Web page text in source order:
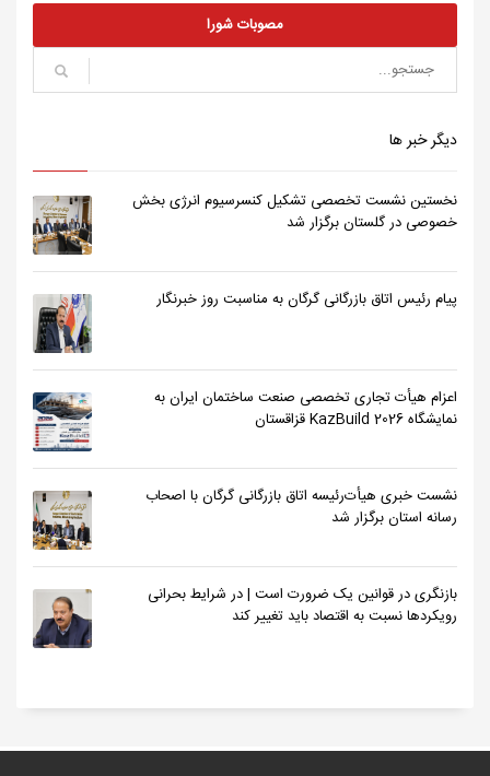
مصوبات شورا
دیگر خبر ها
نخستین نشست تخصصی تشکیل کنسرسیوم انرژی بخش
خصوصی در گلستان برگزار شد
پیام رئیس اتاق بازرگانی گرگان به مناسبت روز خبرنگار
اعزام هیأت تجاری تخصصی صنعت ساختمان ایران به
نمایشگاه KazBuild 2026 قزاقستان
نشست خبری هیأت‌رئیسه اتاق بازرگانی گرگان با اصحاب
رسانه استان برگزار شد
بازنگری در قوانین یک ضرورت است | در شرایط بحرانی
رویکردها نسبت به اقتصاد باید تغییر کند